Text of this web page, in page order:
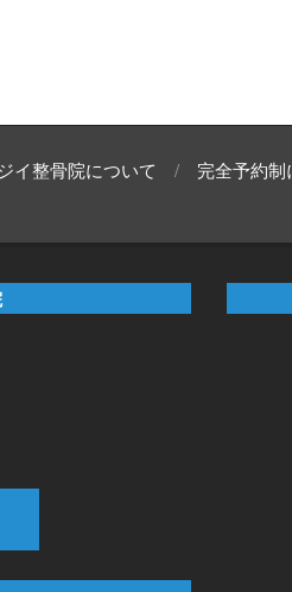
イ整骨院について 完全予約制